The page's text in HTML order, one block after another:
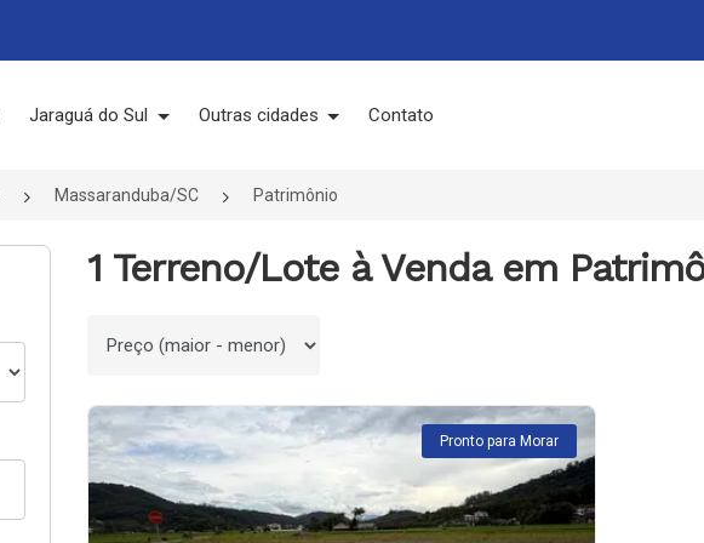
Jaraguá do Sul Outras cidades Contato
Massaranduba/SC Patrimônio
1 Terreno/Lote à Venda em
Ordenar por
Pronto para Morar